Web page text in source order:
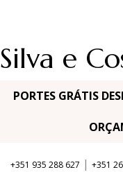
Silva e
PORTES GRÁTIS
+351 935 288 627 | +351